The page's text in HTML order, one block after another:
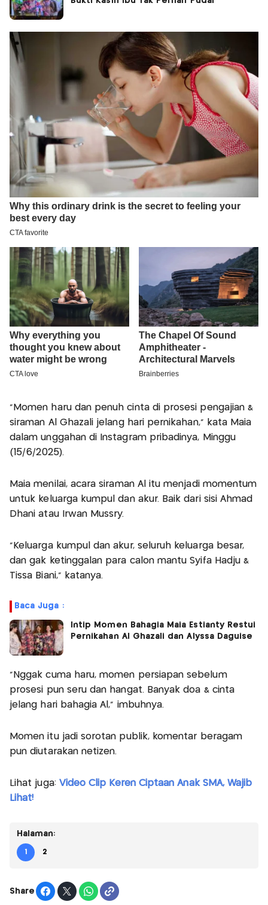
"Momen haru dan penuh cinta di prosesi pengajian &
siraman Al Ghazali jelang hari pernikahan," kata Maia
dalam unggahan di Instagram pribadinya, Minggu
(15/6/2025).
Maia menilai, acara siraman Al itu menjadi momentum
untuk keluarga kumpul dan akur. Baik dari sisi Ahmad
Dhani atau Irwan Mussry.
"Keluarga kumpul dan akur, seluruh keluarga besar,
dan gak ketinggalan para calon mantu Syifa Hadju &
Tissa Biani," katanya.
Baca Juga :
Intip Momen Bahagia Maia Estianty Restui
Pernikahan Al Ghazali dan Alyssa Daguise
"Nggak cuma haru, momen persiapan sebelum
prosesi pun seru dan hangat. Banyak doa & cinta
jelang hari bahagia Al," imbuhnya.
Momen itu jadi sorotan publik, komentar beragam
pun diutarakan netizen.
Lihat juga: Video Clip Keren Ciptaan Anak SMA, Wajib
Lihat!
Halaman:
1 2
Share